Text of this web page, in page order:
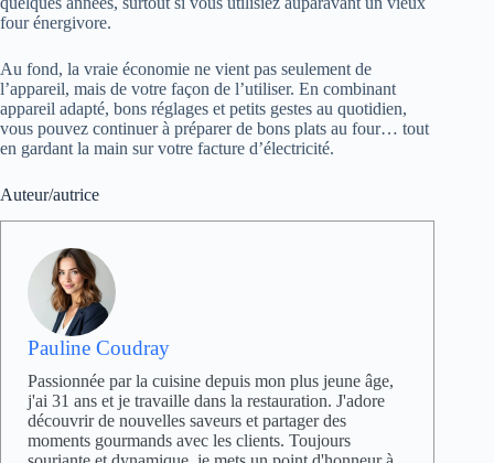
four énergivore.
Au fond, la vraie économie ne vient pas seulement de
l’appareil, mais de votre façon de l’utiliser. En combinant
appareil adapté, bons réglages et petits gestes au quotidien,
vous pouvez continuer à préparer de bons plats au four… tout
en gardant la main sur votre facture d’électricité.
Auteur/autrice
Pauline Coudray
Passionnée par la cuisine depuis mon plus jeune âge,
j'ai 31 ans et je travaille dans la restauration. J'adore
découvrir de nouvelles saveurs et partager des
moments gourmands avec les clients. Toujours